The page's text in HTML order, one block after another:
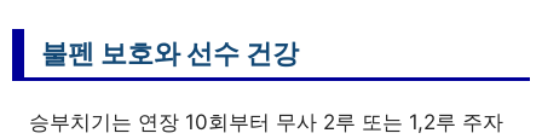
불펜 보호와 선수 건강
승부치기는 연장 10회부터 무사 2루 또는 1,2루 주자